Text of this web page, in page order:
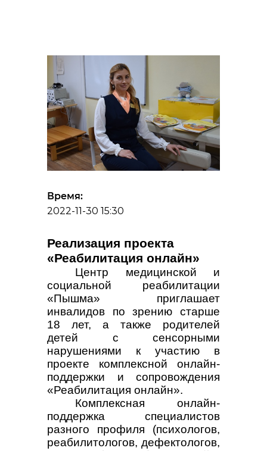
Время:
2022-11-30 15:30
Реализация проекта
«Реабилитация онлайн»
Центр медицинской и
социальной реабилитации
«Пышма» приглашает
инвалидов по зрению старше
18 лет, а также родителей
детей с сенсорными
нарушениями к участию в
проекте комплексной онлайн-
поддержки и сопровождения
«Реабилитация онлайн».
Комплексная онлайн-
поддержка специалистов
разного профиля (психологов,
реабилитологов, дефектологов,